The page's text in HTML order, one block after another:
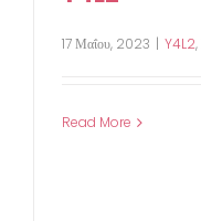
17 Μαΐου, 2023 | Y4L2,
Read More